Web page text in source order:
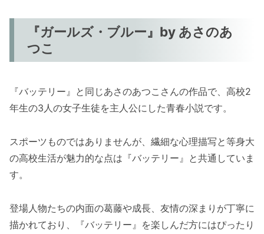
『ガールズ・ブルー』by あさのあ
つこ
『バッテリー』と同じあさのあつこさんの作品で、高校2
年生の3人の女子生徒を主人公にした青春小説です。
スポーツものではありませんが、繊細な心理描写と等身大
の高校生活が魅力的な点は『バッテリー』と共通していま
す。
登場人物たちの内面の葛藤や成長、友情の深まりが丁寧に
描かれており、『バッテリー』を楽しんだ方にはぴったり